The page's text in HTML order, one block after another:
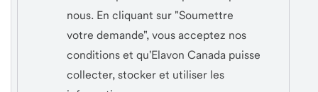
nous. En cliquant sur "Soumettre
votre demande", vous acceptez nos
conditions et qu'Elavon Canada puisse
collecter, stocker et utiliser les